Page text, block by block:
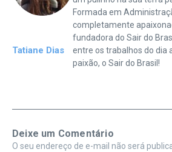
Tatiane Dias
Formada em
completamente
fundadora do Sair do
entre os trabalhos do dia
paixão, o Sair do Brasil!
Deixe um Comentário
O seu endereço de e-mail não será